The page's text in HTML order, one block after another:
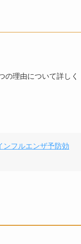
の理由について詳しく
ンフルエンザ予防効